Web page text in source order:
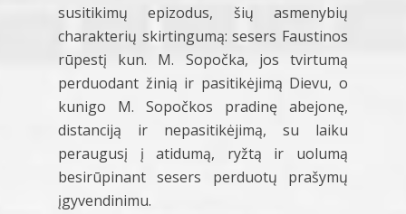
susitikimų epizodus, šių asmenybių
charakterių skirtingumą: sesers Faustinos
rūpestį kun. M. Sopočka, jos tvirtumą
perduodant žinią ir pasitikėjimą Dievu, o
kunigo M. Sopočkos pradinę abejonę,
distanciją ir nepasitikėjimą, su laiku
peraugusį į atidumą, ryžtą ir uolumą
besirūpinant sesers perduotų prašymų
įgyvendinimu.